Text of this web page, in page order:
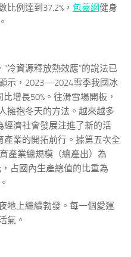
例達到37.2%， 包養網健身
冷資源釋放熱效應”的說法已
示，2023—2024雪季我國冰
增長50%。往滑雪場開板，
擁抱冬天的方法。越來越多
經濟社會發展注進了新的活
產業的開拓前行。據第五次全
產業總規模（總產出）為
占國內生產總值的比重為
地上繼續勃發。每一個愛運
氣。